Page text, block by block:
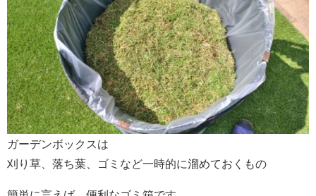
ガーデンボックスは
刈り草、落ち葉、ゴミなど一時的に溜めておくもの